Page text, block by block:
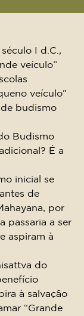
I d.C.,
veículo”
veículo”
budismo
Budismo
É a
inicial se
de
por
passaria a ser
aspiram à
do
à salvação
“Grande